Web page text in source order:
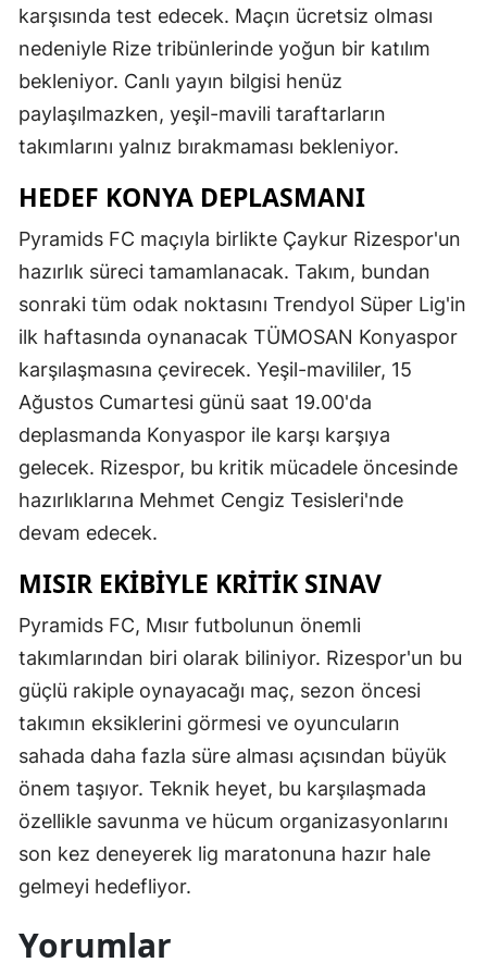
karşısında test edecek. Maçın ücretsiz olması
nedeniyle Rize tribünlerinde yoğun bir katılım
bekleniyor. Canlı yayın bilgisi henüz
paylaşılmazken, yeşil-mavili taraftarların
takımlarını yalnız bırakmaması bekleniyor.
HEDEF KONYA DEPLASMANI
Pyramids FC maçıyla birlikte Çaykur Rizespor'un
hazırlık süreci tamamlanacak. Takım, bundan
sonraki tüm odak noktasını Trendyol Süper Lig'in
ilk haftasında oynanacak TÜMOSAN Konyaspor
karşılaşmasına çevirecek. Yeşil-mavililer, 15
Ağustos Cumartesi günü saat 19.00'da
deplasmanda Konyaspor ile karşı karşıya
gelecek. Rizespor, bu kritik mücadele öncesinde
hazırlıklarına Mehmet Cengiz Tesisleri'nde
devam edecek.
MISIR EKİBİYLE KRİTİK SINAV
Pyramids FC, Mısır futbolunun önemli
takımlarından biri olarak biliniyor. Rizespor'un bu
güçlü rakiple oynayacağı maç, sezon öncesi
takımın eksiklerini görmesi ve oyuncuların
sahada daha fazla süre alması açısından büyük
önem taşıyor. Teknik heyet, bu karşılaşmada
özellikle savunma ve hücum organizasyonlarını
son kez deneyerek lig maratonuna hazır hale
gelmeyi hedefliyor.
Yorumlar